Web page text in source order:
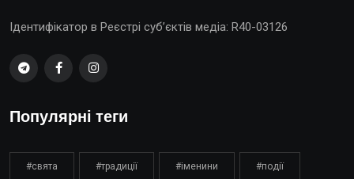
Ідентифікатор в Реєстрі суб’єктів медіа: R40-03126
Популярні теги
#свята #традиції #іменини #події